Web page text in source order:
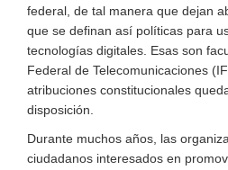
federal, de tal manera que dejan
que se definan así políticas para
tecnologías digitales. Esas son
Federal de Telecomunicaciones
atribuciones constitucionales
disposición.
Durante muchos años, las
ciudadanos interesados en